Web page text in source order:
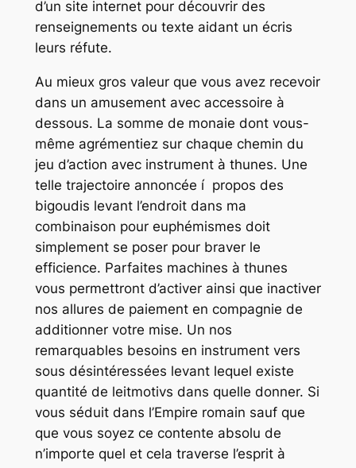
d’un site internet pour découvrir des
renseignements ou texte aidant un écris
leurs réfute.
Au mieux gros valeur que vous avez recevoir
dans un amusement avec accessoire à
dessous. La somme de monaie dont vous-
même agrémentiez sur chaque chemin du
jeu d’action avec instrument à thunes. Une
telle trajectoire annoncée í propos des
bigoudis levant l’endroit dans ma
combinaison pour euphémismes doit
simplement se poser pour braver le
efficience. Parfaites machines à thunes
vous permettront d’activer ainsi que inactiver
nos allures de paiement en compagnie de
additionner votre mise. Un nos
remarquables besoins en instrument vers
sous désintéressées levant lequel existe
quantité de leitmotivs dans quelle donner. Si
vous séduit dans l’Empire romain sauf que
que vous soyez ce contente absolu de
n’importe quel et cela traverse l’esprit à